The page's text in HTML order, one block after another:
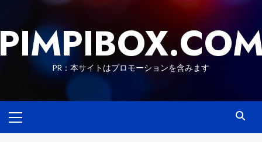
content
PR：本サイトはプロモーションを含みます
Menu